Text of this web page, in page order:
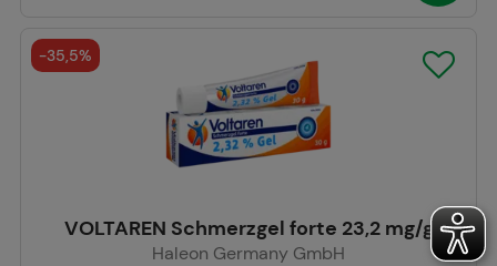
VOLTAREN Schmerzgel forte 23,2 mg/g
Haleon Germany GmbH
-35,5%